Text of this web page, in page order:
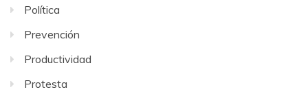
Política
Prevención
Productividad
Protesta